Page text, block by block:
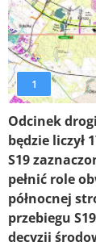
1
Odcinek
będzie liczył
S19
pełnić role
północnej
przebiegu
decyzji